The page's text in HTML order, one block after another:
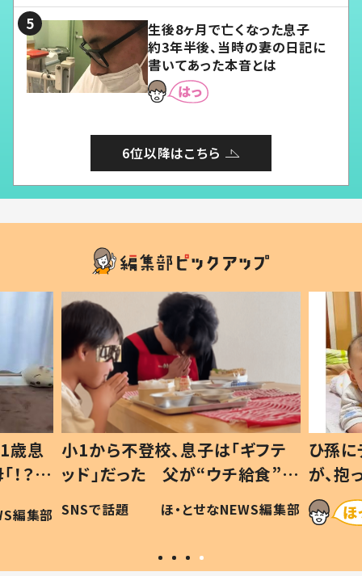
生後8ヶ月で亡くなった息子
約3年半後、当時の妻の日記に
書いてあった本音とは
6位以降はこちら
歳息
？」
編集部
小1から不登校、息子は「ギフテ
ッド」だった 父が“ウチ給食”を
作り続ける理由とは #令和の親
#令和の子
SNSで話題 ほ・とせなNEWS編集部
ひ孫
が、
「涙が
い」